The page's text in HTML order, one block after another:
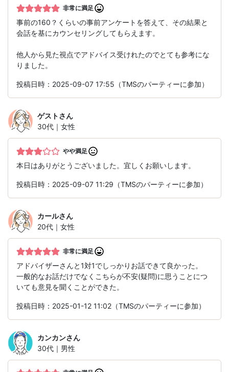
非常に満足
事前の160？くらいの事前アンケートを答えて、その結果と
会話を基にカウンセリングしてもらえます。
他人から見た視点でアドバイス受けれたのでとても参考にな
りました。
投稿日時：2025-09-07 17:55（TMSのパーティーに参加）
ゲストさん
30代｜女性
やや満足
本日はありがとうございました。宜しくお願いします。
投稿日時：2025-09-07 11:29（TMSのパーティーに参加）
カールさん
20代｜女性
非常に満足
アドバイザーさんと1対1でしっかりお話できて良かった。
一般的なお話だけでなくこちらが不安(疑問)に思うことにつ
いても意見を聞くことができた。
投稿日時：2025-01-12 11:02（TMSのパーティーに参加）
カンカンさん
30代｜男性